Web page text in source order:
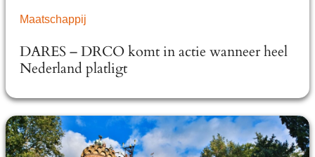
Maatschappij
DARES – DRCO komt in actie wanneer heel
Nederland platligt